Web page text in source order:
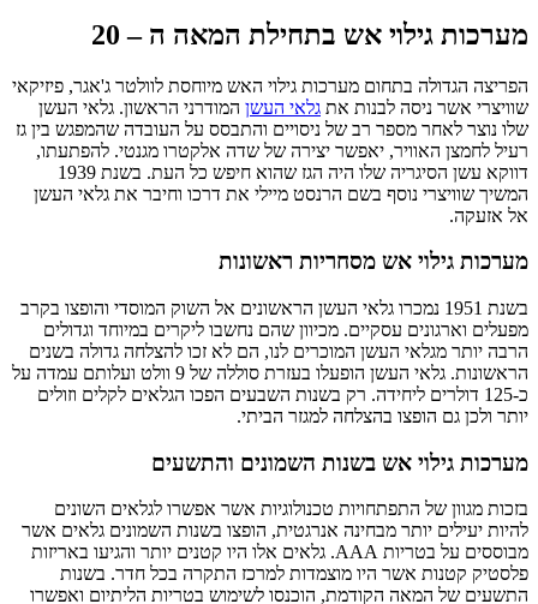
מערכות גילוי אש בתחילת המאה ה – 20
הפריצה הגדולה בתחום מערכות גילוי האש מיוחסת לוולטר ג'אגר, פיזיקאי
שוויצרי אשר ניסה לבנות את גלאי העשן המודרני הראשון. גלאי העשן
שלו נוצר לאחר מספר רב של ניסויים והתבסס על העובדה שהמפגש בין גז
רעיל לחמצן האוויר, יאפשר יצירה של שדה אלקטרו מגנטי. להפתעתו,
דווקא עשן הסיגריה שלו היה הגז שהוא חיפש כל העת. בשנת 1939
המשיך שוויצרי נוסף בשם הרנסט מיילי את דרכו וחיבר את גלאי העשן
אל אזעקה.
מערכות גילוי אש מסחריות ראשונות
בשנת 1951 נמכרו גלאי העשן הראשונים אל השוק המוסדי והופצו בקרב
מפעלים וארגונים עסקיים. מכיוון שהם נחשבו ליקרים במיוחד וגדולים
הרבה יותר מגלאי העשן המוכרים לנו, הם לא זכו להצלחה גדולה בשנים
הראשונות. גלאי העשן הופעלו בעזרת סוללה של 9 וולט ועלותם עמדה על
כ-125 דולרים ליחידה. רק בשנות השבעים הפכו הגלאים לקלים וזולים
יותר ולכן גם הופצו בהצלחה למגזר הביתי.
מערכות גילוי אש בשנות השמונים והתשעים
בזכות מגוון של התפתחויות טכנולוגיות אשר אפשרו לגלאים השונים
להיות יעילים יותר מבחינה אנרגטית, הופצו בשנות השמונים גלאים אשר
מבוססים על בטריות AAA. גלאים אלו היו קטנים יותר והגיעו באריזות
פלסטיק קטנות אשר היו מוצמדות למרכז התקרה בכל חדר. בשנות
התשעים של המאה הקודמת, הוכנסו לשימוש בטריות הליתיום ואפשרו